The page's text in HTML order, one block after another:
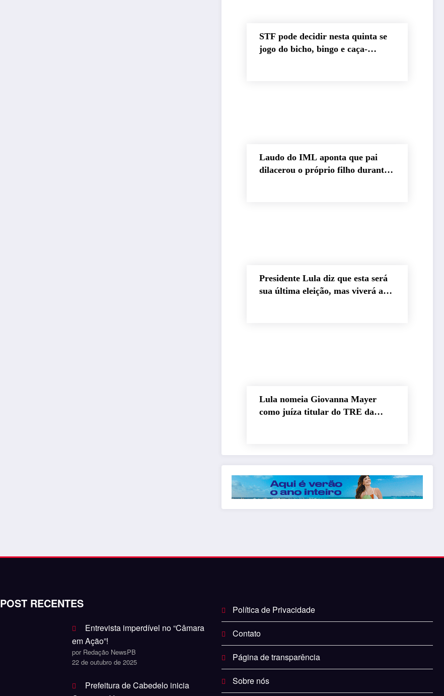
STF pode decidir nesta quinta se
jogo do bicho, bingo e caça-
Laudo do IML aponta que pai
dilacerou o próprio filho durante
Presidente Lula diz que esta será
sua última eleição, mas viverá até
Lula nomeia Giovanna Mayer
como juíza titular do TRE da
POST RECENTES
Entrevista imperdível no “Câmara
em Ação”!
por Redação NewsPB
22 de outubro de 2025
Prefeitura de Cabedelo inicia
Política de Privacidade
Contato
Página de transparência
Sobre nós